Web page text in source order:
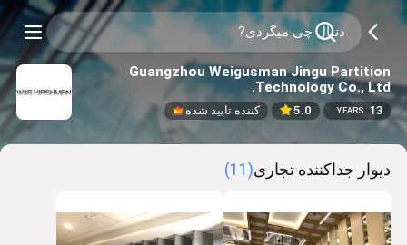
Guangzhou Weigusman Jingu Partition
Technology Co., Ltd.
13
YEARS
5.0 کننده تایید شده
دیوار جداکننده تجاری(11)